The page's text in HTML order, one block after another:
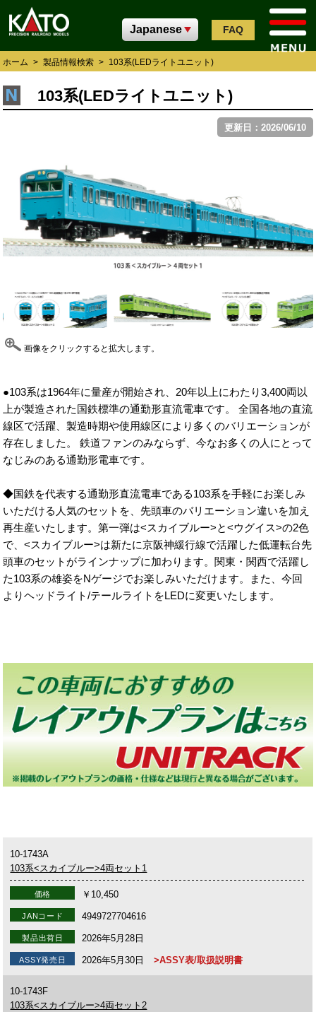
FAQ
ホーム > 製品情報検索 > 103系(LEDライトユニット)
103系(LEDライトユニット)
更新日：2026/06/10
画像をクリックすると拡大します。
●103系は1964年に量産が開始され、20年以上にわたり3,400両以
上が製造された国鉄標準の通勤形直流電車です。 全国各地の直流
線区で活躍、製造時期や使用線区により多くのバリエーションが
存在しました。 鉄道ファンのみならず、今なお多くの人にとって
なじみのある通勤形電車です。
◆国鉄を代表する通勤形直流電車である103系を手軽にお楽しみ
いただける人気のセットを、先頭車のバリエーション違いを加え
再生産いたします。第一弾は<スカイブルー>と<ウグイス>の2色
で、<スカイブルー>は新たに京阪神緩行線で活躍した低運転台先
頭車のセットがラインナップに加わります。関東・関西で活躍し
た103系の雄姿をNゲージでお楽しみいただけます。また、今回
よりヘッドライト/テールライトをLEDに変更いたします。
10-1743A
103系<スカイブルー>4両セット1
価格 ￥10,450
JANコード 4949727704616
製品出荷日 2026年5月28日
ASSY発売日 2026年5月30日 >ASSY表/取扱説明書
10-1743F
103系<スカイブルー>4両セット2